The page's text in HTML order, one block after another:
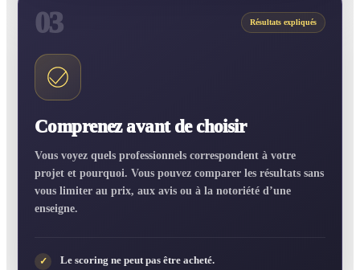
03 Résultats expliqués
Comprenez avant de choisir
Vous voyez quels professionnels correspondent à votre
projet et pourquoi. Vous pouvez comparer les résultats sans
vous limiter au prix, aux avis ou à la notoriété d’une
enseigne.
✓ Le scoring ne peut pas être acheté.